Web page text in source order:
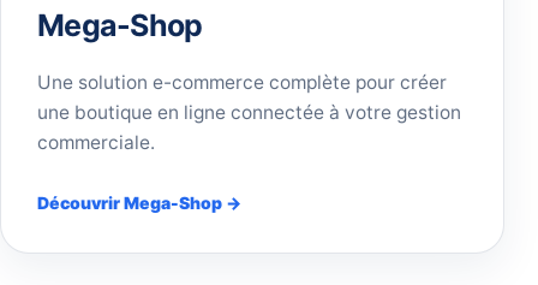
Mega-Shop
Une solution e-commerce complète pour créer
une boutique en ligne connectée à votre gestion
commerciale.
Découvrir Mega-Shop →